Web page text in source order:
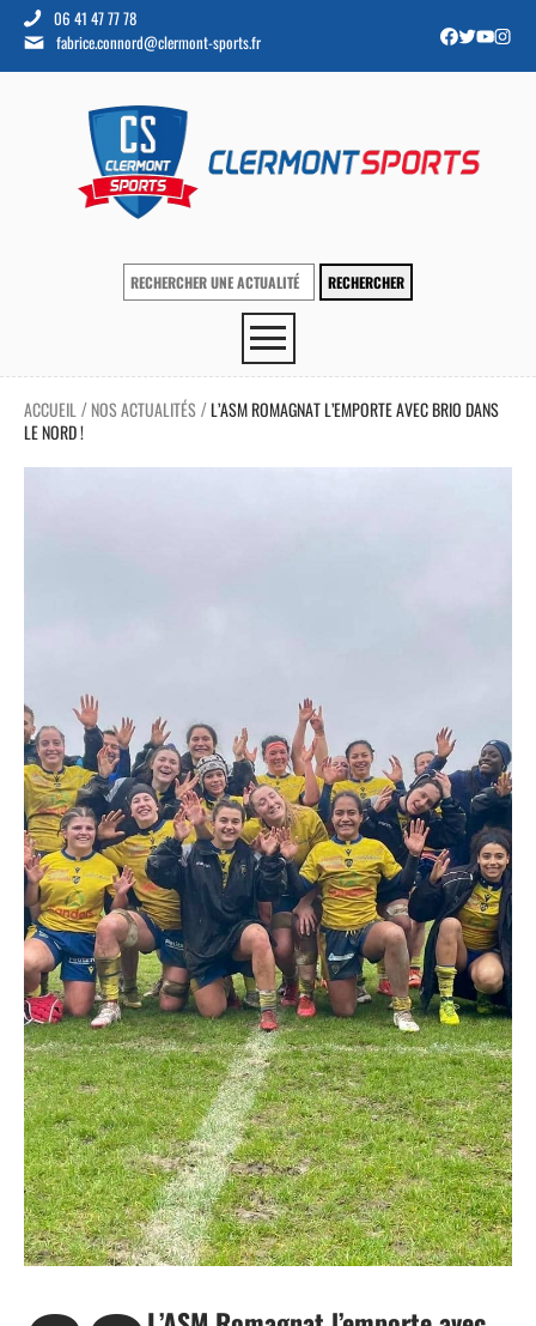
06 41 47 77 78
fabrice.connord@clermont-sports.fr
ACCUEIL / NOS ACTUALITÉS /L’ASM ROMAGNAT L’EMPORTE AVEC BRIO DANS
LE NORD !